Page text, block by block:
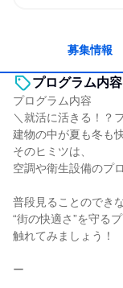
募集情報
プログラム内容
プログラム内容
＼就活に活きる！？
建物の中が夏も冬も
そのヒミツは、
空調や衛生設備のプ
普段見ることのでき
“街の快適さ”を守る
触れてみましょう！
ー